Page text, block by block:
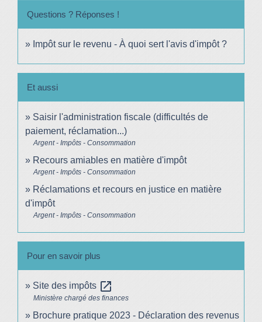
Questions ? Réponses !
Impôt sur le revenu - À quoi sert l'avis d'impôt ?
Et aussi
Saisir l'administration fiscale (difficultés de
paiement, réclamation...)
Argent - Impôts - Consommation
Recours amiables en matière d'impôt
Argent - Impôts - Consommation
Réclamations et recours en justice en matière
d'impôt
Argent - Impôts - Consommation
Pour en savoir plus
Site des impôts open_in_new
Ministère chargé des finances
Brochure pratique 2023 - Déclaration des revenus